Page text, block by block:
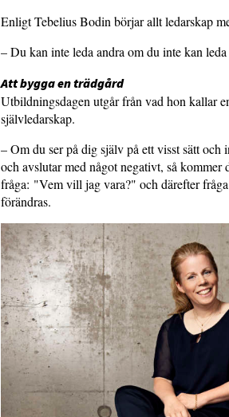
Enligt Tebelius Bodin börjar allt ledarskap
– Du kan inte leda andra om du inte kan
Att bygga en trädgård
Utbildningsdagen utgår från vad hon kallar
självledarskap.
– Om du ser på dig själv på ett visst sätt
och avslutar med något negativt, så
fråga: "Vem vill jag vara?" och därefter
förändras.